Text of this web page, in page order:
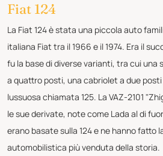
Fiat 124
La Fiat 124 è stata una piccola auto
italiana Fiat tra il 1966 e il 1974. Era il
fu la base di diverse varianti, tra cui una
a quattro posti, una cabriolet a due
lussuosa chiamata 125. La VAZ-2101
le sue derivate, note come Lada al di
erano basate sulla 124 e ne hanno fatto
automobilistica più venduta della storia.